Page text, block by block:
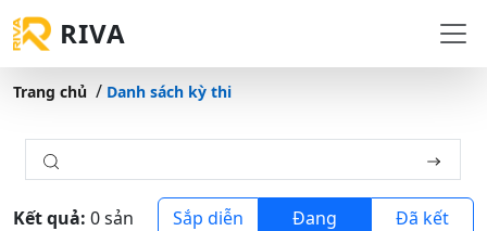
RIVA
Trang chủ Danh sách kỳ thi
Kết quả: 0 sản
Sắp diễn
Đang
Đã kết